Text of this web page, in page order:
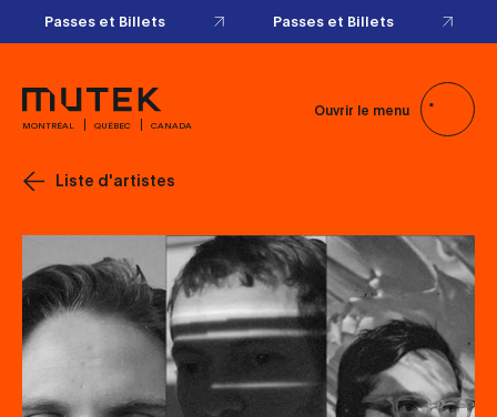
Passes et Billets Passes et Billets
MONTRÉAL QUÉBEC CANADA
Ouvrir le menu
Liste d'artistes